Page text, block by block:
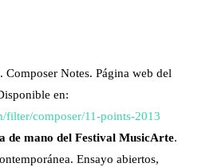
. Composer Notes. Página web del
en:
composer/11-points-2013
de mano del Festival MusicArte.
Ensayo abiertos,